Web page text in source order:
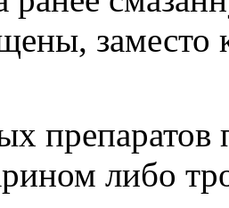
заместо
либо